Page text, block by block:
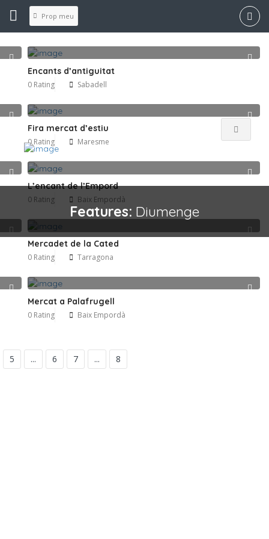
Features: Diumenge
Prop meu
Encants d’antiguitat
0 Rating Sabadell
Fira mercat d’estiu
0 Rating Maresme
L’encant de l’Empord
0 Rating Baix Empordà
Mercadet de la Cated
0 Rating Tarragona
Mercat a Palafrugell
0 Rating Baix Empordà
5 ... 6 7 ... 8